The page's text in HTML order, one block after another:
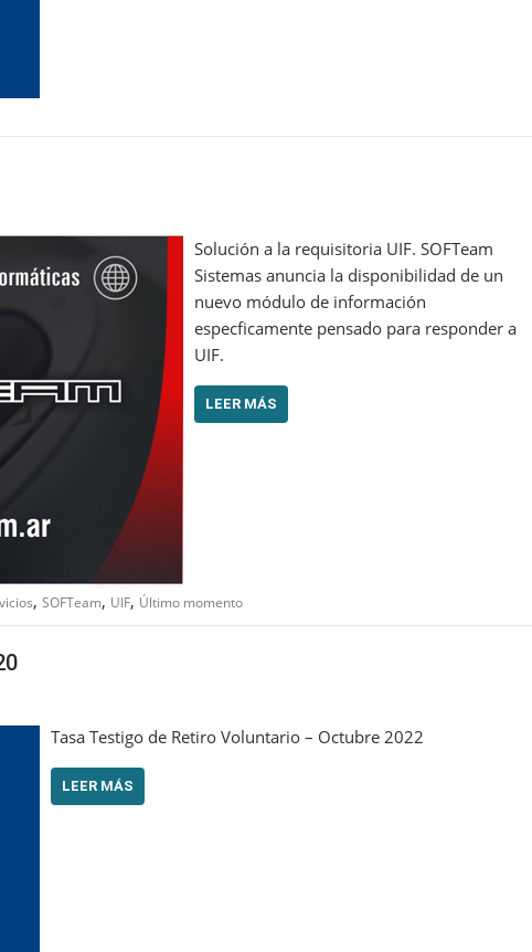
Solución a la requisitoria UIF. SOFTeam
Sistemas anuncia la disponibilidad de un
nuevo módulo de información
especficamente pensado para responder a
UIF.
LEER MÁS
, SOFTeam, UIF, Último momento
Tasa Testigo de Retiro Voluntario – Octubre 2022
LEER MÁS